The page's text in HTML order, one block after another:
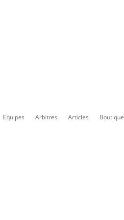
Equipes Arbitres Articles Boutique